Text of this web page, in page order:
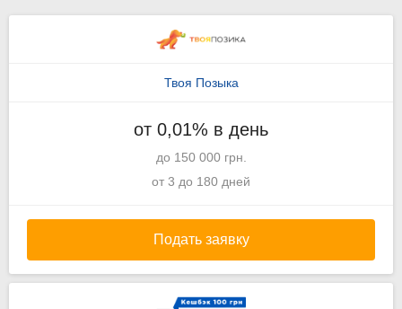
Твоя Позыка
от 0,01% в день
до 150 000 грн.
от 3 до 180 дней
Подать заявку